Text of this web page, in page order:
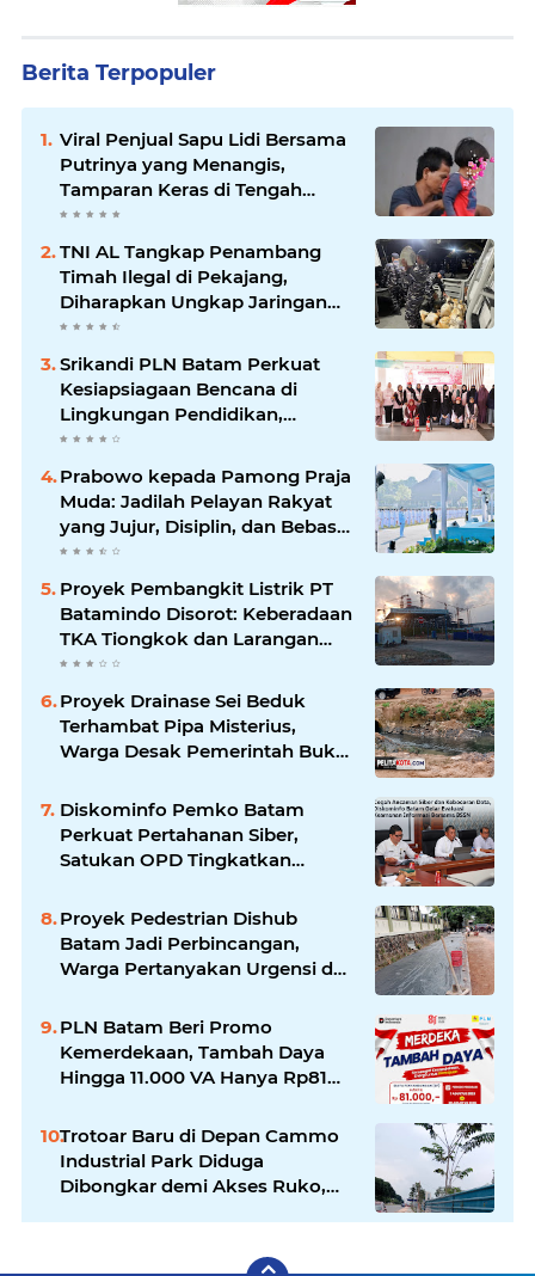
Berita Terpopuler
Viral Penjual Sapu Lidi Bersama
Putrinya yang Menangis,
Tamparan Keras di Tengah
Maraknya Korupsi
TNI AL Tangkap Penambang
Timah Ilegal di Pekajang,
Diharapkan Ungkap Jaringan
hingga Dalang Utama
Srikandi PLN Batam Perkuat
Kesiapsiagaan Bencana di
Lingkungan Pendidikan,
Serahkan APAR dan Rambu K3
Prabowo kepada Pamong Praja
Muda: Jadilah Pelayan Rakyat
yang Jujur, Disiplin, dan Bebas
Korupsi
Proyek Pembangkit Listrik PT
Batamindo Disorot: Keberadaan
TKA Tiongkok dan Larangan
Liputan Wartawan Jadi
Perhatian
Proyek Drainase Sei Beduk
Terhambat Pipa Misterius,
Warga Desak Pemerintah Buka
Diskominfo Pemko Batam
Perkuat Pertahanan Siber,
Satukan OPD Tingkatkan
Pemerintah
Proyek Pedestrian Dishub
Batam Jadi Perbincangan,
Warga Pertanyakan Urgensi dan
PLN Batam Beri Promo
Kemerdekaan, Tambah Daya
Hingga 11.000 VA Hanya Rp81
Trotoar Baru di Depan Cammo
Industrial Park Diduga
Dibongkar demi Akses Ruko,